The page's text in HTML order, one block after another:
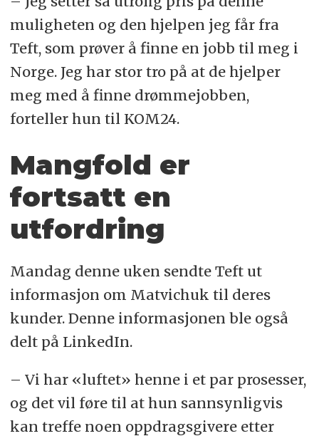
muligheten og den hjelpen jeg får fra
Teft, som prøver å finne en jobb til meg i
Norge. Jeg har stor tro på at de hjelper
meg med å finne drømmejobben,
forteller hun til KOM24.
Mangfold er
fortsatt en
utfordring
Mandag denne uken sendte Teft ut
informasjon om Matvichuk til deres
kunder. Denne informasjonen ble også
delt på LinkedIn.
– Vi har «luftet» henne i et par prosesser,
og det vil føre til at hun sannsynligvis
kan treffe noen oppdragsgivere etter